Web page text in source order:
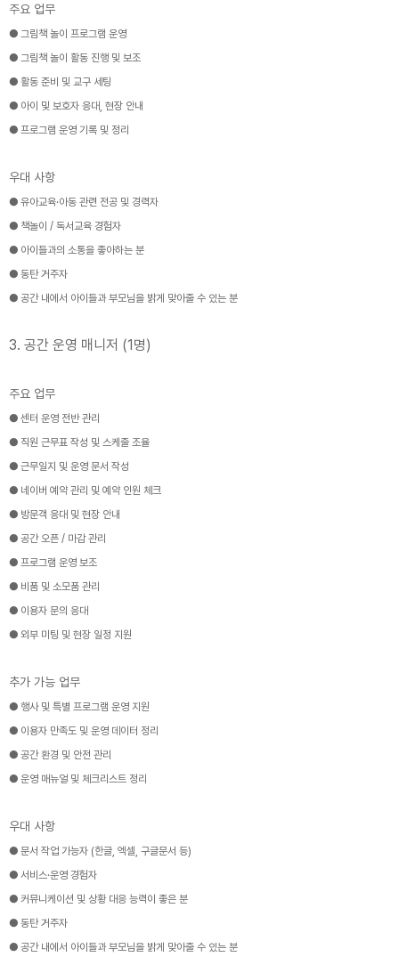
주요 업무
● 그림책 놀이 프로그램 운영
● 그림책 놀이 활동 진행 및 보조
● 활동 준비 및 교구 세팅
● 아이 및 보호자 응대, 현장 안내
● 프로그램 운영 기록 및 정리
우대 사항
● 유아교육·아동 관련 전공 및 경력자
● 책놀이 / 독서교육 경험자
● 아이들과의 소통을 좋아하는 분
● 동탄 거주자
● 공간 내에서 아이들과 부모님을 밝게 맞아줄 수 있는 분
3. 공간 운영 매니저 (1명)
주요 업무
● 센터 운영 전반 관리
● 직원 근무표 작성 및 스케줄 조율
● 근무일지 및 운영 문서 작성
● 네이버 예약 관리 및 예약 인원 체크
● 방문객 응대 및 현장 안내
● 공간 오픈 / 마감 관리
● 프로그램 운영 보조
● 비품 및 소모품 관리
● 이용자 문의 응대
● 외부 미팅 및 현장 일정 지원
추가 가능 업무
● 행사 및 특별 프로그램 운영 지원
● 이용자 만족도 및 운영 데이터 정리
● 공간 환경 및 안전 관리
● 운영 매뉴얼 및 체크리스트 정리
우대 사항
● 문서 작업 가능자 (한글, 엑셀, 구글문서 등)
● 서비스·운영 경험자
● 커뮤니케이션 및 상황 대응 능력이 좋은 분
● 동탄 거주자
● 공간 내에서 아이들과 부모님을 밝게 맞아줄 수 있는 분